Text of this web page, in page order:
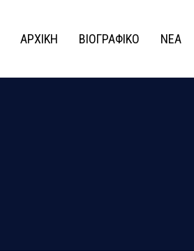
ΑΡΧΙΚΗ ΒΙΟΓΡΑΦΙΚΟ ΝΕΑ